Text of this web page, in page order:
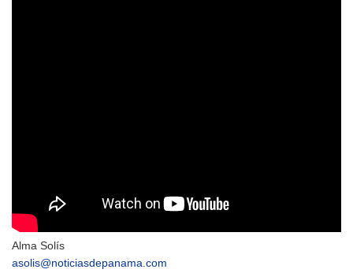
Alma Solís
asolis@noticiasdepanama.com